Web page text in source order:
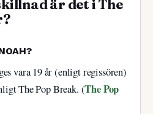
är det i The
vara 19 år (enligt regissören)
The Pop Break. (The Pop